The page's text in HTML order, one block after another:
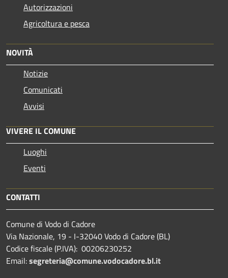
Autorizzazioni
Agricoltura e pesca
NOVITÀ
Notizie
Comunicati
Avvisi
VIVERE IL COMUNE
Luoghi
Eventi
CONTATTI
Comune di Vodo di Cadore
Via Nazionale, 19 - I-32040 Vodo di Cadore (BL)
Codice fiscale (P.IVA): 00206230252
Email:segreteria@comune.vodocadore.bl.it